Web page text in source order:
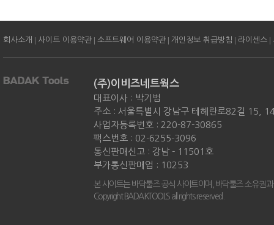
회사소개 | 사이트 이용약관 | 소프트웨어 이용약관 | 개인정보 취급방침 | 라이센스 |
(주)이비즈네트웍스
대표이사 : 박기범
주소 : 서울특별시 강남구 테헤란로82길 15,
사업자등록번호 : 220-87-30865
팩스번호 : 02-6255-3096
통신판매신고 : 강남 - 11501호
부가통신판매업 : 10253
본 사이트는 바닥툴즈 공식 사이트이며, 바닥툴즈 소유권
Copyright BADAKTOOLS all rights reserved.